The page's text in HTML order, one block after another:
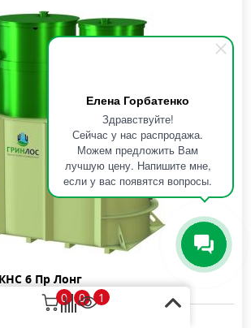
Елена Горбатенко
Здравствуйте!
Сейчас у нас распродажа.
Можем предложить Вам
лучшую цену. Напишите мне,
если у вас появятся вопросы.
0 0 1
6 Пр Лонг